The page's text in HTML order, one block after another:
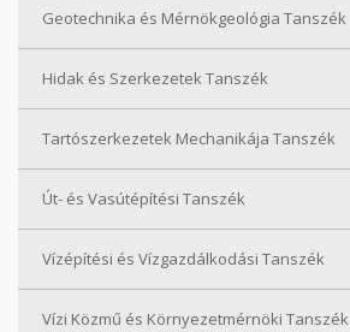
Geotechnika és Mérnökgeológia Tanszék
Hidak és Szerkezetek Tanszék
Tartószerkezetek Mechanikája Tanszék
Út- és Vasútépítési Tanszék
Vízépítési és Vízgazdálkodási Tanszék
Vízi Közmű és Környezetmérnöki Tanszék